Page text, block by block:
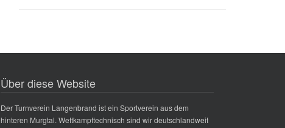
Über diese Website
Der Turnverein Langenbrand ist ein Sportverein aus dem
hinteren Murgtal. Wettkampftechnisch sind wir deutschlandweit